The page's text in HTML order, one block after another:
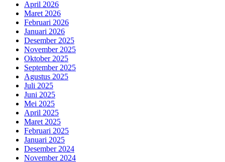
April 2026
Maret 2026
Februari 2026
Januari 2026
Desember 2025
November 2025
Oktober 2025
September 2025
Agustus 2025
Juli 2025
Juni 2025
Mei 2025
April 2025
Maret 2025
Februari 2025
Januari 2025
Desember 2024
November 2024